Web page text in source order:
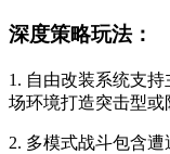
深度策略玩法：
1. 自由改装系统支
场环境打造突击型或
2. 多模式战斗包含